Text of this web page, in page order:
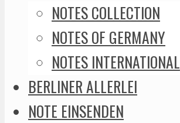
NOTES COLLECTION
NOTES OF GERMANY
NOTES INTERNATIONAL
BERLINER ALLERLEI
NOTE EINSENDEN